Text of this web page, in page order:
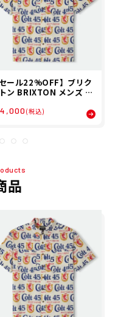
セール22%OFF】ブリク
ン BRIXTON メンズ 半
S/S WVN 01506 26SP
(税込)
品